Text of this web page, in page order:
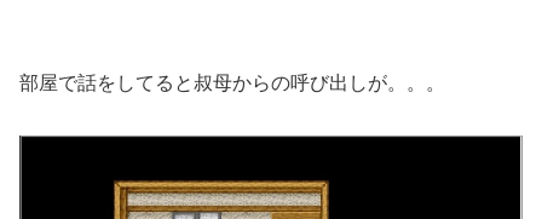
部屋で話をしてると叔母からの呼び出しが。。。